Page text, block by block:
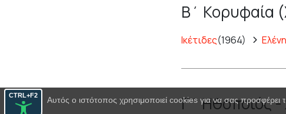
CTRL+F2
Β΄ Κορυφαία
Ικέτιδες(1964)
Γ΄ Ηθοποιός
Αυτός ο ιστότοπος χρησιμοποιεί cookies για να σας